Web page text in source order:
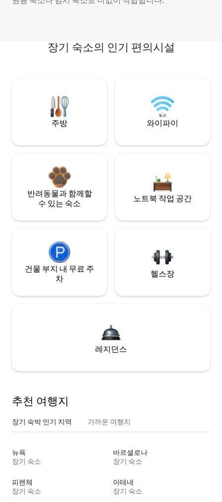
장기 숙소의 인기 편의시설
주방 와이파이
반려동물과 함께할
수 있는 숙소
노트북 작업 공간
건물 부지 내 무료 주
차
헬스장
레지던스
추천 여행지
장기 숙박 인기 지역 가까운 여행지
뉴욕
장기 숙소
바르셀로나
장기 숙소
피렌체
장기 숙소
아테네
장기 숙소